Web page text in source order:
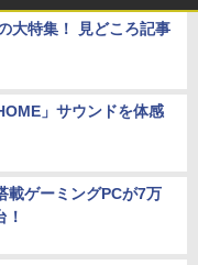
大特集！ 見どころ記事
」サウンドを体感
載ゲーミングPCが7万